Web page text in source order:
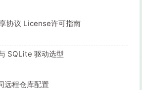
协议 License许可指南
SQLite 驱动选型
远程仓库配置